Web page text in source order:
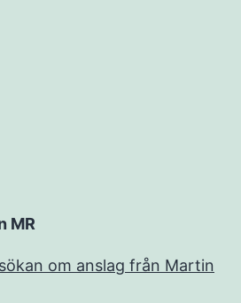
MR
om anslag från Martin